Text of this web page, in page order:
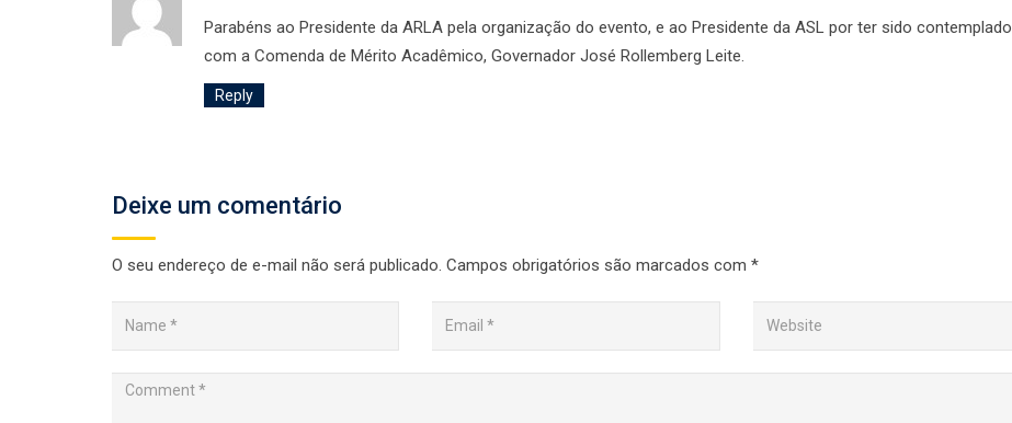
Parabéns ao Presidente da ARLA pela organização do evento, e ao Presidente da ASL por ter sido contemplado
com a Comenda de Mérito Acadêmico, Governador José Rollemberg Leite.
Reply
Deixe um comentário
O seu endereço de e-mail não será publicado. Campos obrigatórios são marcados com *